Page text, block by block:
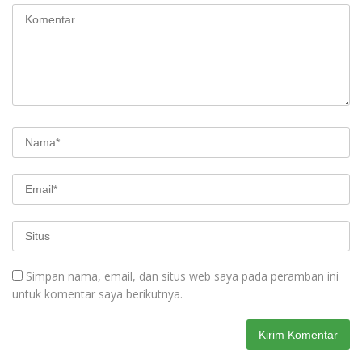
Simpan nama, email, dan situs web saya pada peramban ini
untuk komentar saya berikutnya.